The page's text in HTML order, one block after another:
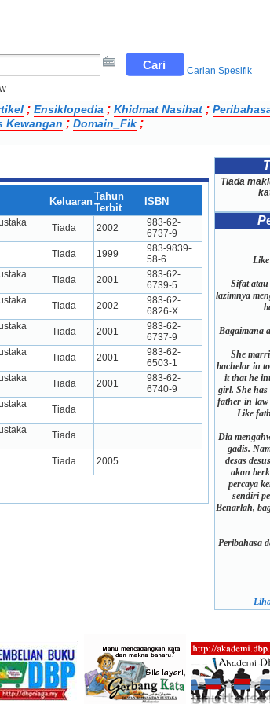
Carian Spesifik
; Ensiklopedia ; Khidmat Nasihat ;
Kewangan ; Domain_Fik ;
KeluaranTahun
Terbit
ISBN
Tiada 2002
983-62-
6737-9
Tiada 1999
983-9839-
58-6
Tiada 2001
983-62-
6739-5
Tiada 2002
983-62-
6826-X
Tiada 2001
983-62-
6737-9
Tiada 2001
983-62-
6503-1
Tiada 2001
983-62-
6740-9
Tiada
Tiada
Tiada 2005
Tiada
Sifat
lazimnya
Bagaimana
She
bachelor in
it that he
girl. She has
father-in-law
Like
Dia
gadis.
desas
akan
percaya
sendiri
Benarlah,
Peribahasa